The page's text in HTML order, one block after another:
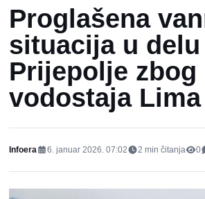
Proglašena
situacija u
Prijepolje zbog
vodostaja Lima
Infoera 6. januar 2026. 07:02 2 min čitanja 0